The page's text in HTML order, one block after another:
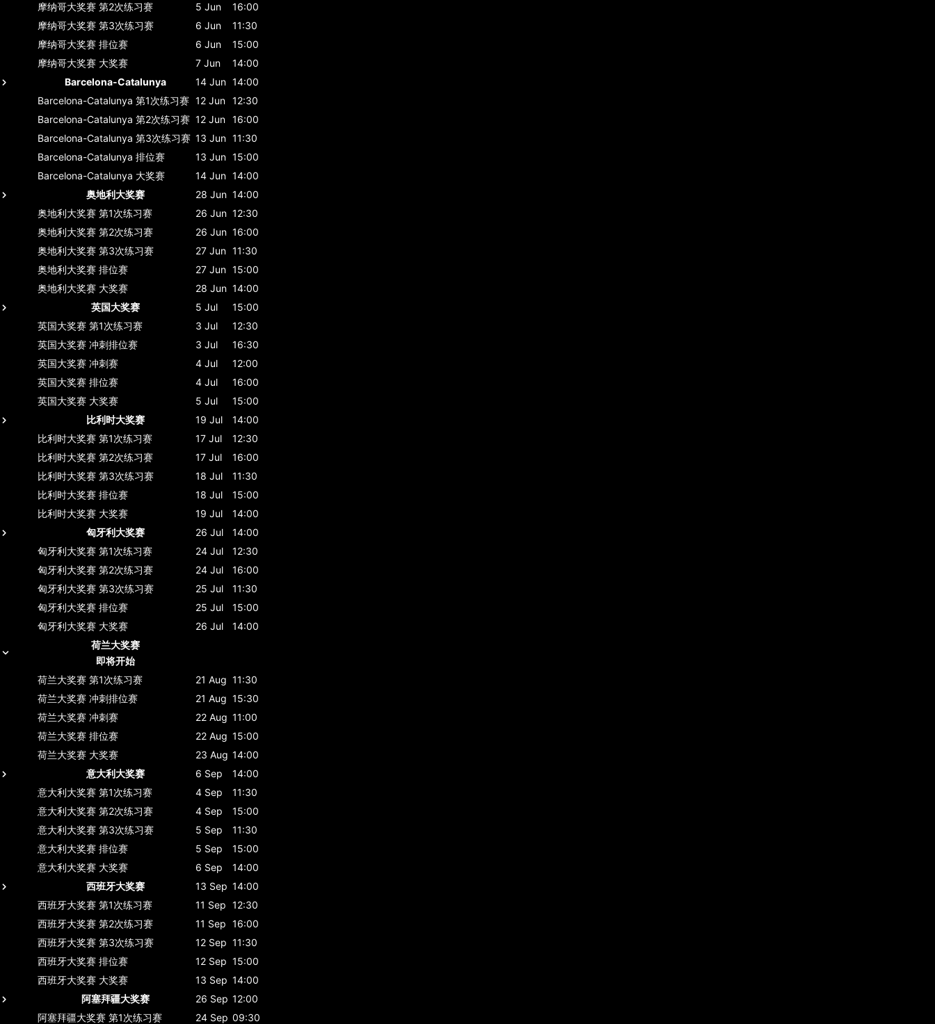
摩纳哥大奖赛 第2次练习赛 5 Jun
16:00
摩纳哥大奖赛 第3次练习赛 6 Jun
11:30
摩纳哥大奖赛 排位赛 6 Jun
15:00
摩纳哥大奖赛 大奖赛 7 Jun
14:00
Barcelona-Catalunya
14 Jun 14:00
Barcelona-Catalunya 第1次练习赛 12 Jun 12:30
Barcelona-Catalunya 第2次练习赛 12 Jun 16:00
Barcelona-Catalunya 第3次练习赛 13 Jun 11:30
Barcelona-Catalunya 排位赛 13 Jun 15:00
Barcelona-Catalunya 大奖赛 14 Jun 14:00
奥地利大奖赛
28 Jun 14:00
奥地利大奖赛 第1次练习赛 26 Jun 12:30
奥地利大奖赛 第2次练习赛 26 Jun 16:00
奥地利大奖赛 第3次练习赛 27 Jun 11:30
奥地利大奖赛 排位赛 27 Jun 15:00
奥地利大奖赛 大奖赛 28 Jun 14:00
英国大奖赛
5 Jul
15:00
英国大奖赛 第1次练习赛 3 Jul
12:30
英国大奖赛 冲刺排位赛 3 Jul
16:30
英国大奖赛 冲刺赛 4 Jul
12:00
英国大奖赛 排位赛 4 Jul
16:00
英国大奖赛 大奖赛 5 Jul
15:00
比利时大奖赛
19 Jul
14:00
比利时大奖赛 第1次练习赛 17 Jul
12:30
比利时大奖赛 第2次练习赛 17 Jul
16:00
比利时大奖赛 第3次练习赛 18 Jul
11:30
比利时大奖赛 排位赛 18 Jul
15:00
比利时大奖赛 大奖赛 19 Jul
14:00
匈牙利大奖赛
26 Jul
14:00
匈牙利大奖赛 第1次练习赛 24 Jul
12:30
匈牙利大奖赛 第2次练习赛 24 Jul
16:00
匈牙利大奖赛 第3次练习赛 25 Jul
11:30
匈牙利大奖赛 排位赛 25 Jul
15:00
匈牙利大奖赛 大奖赛 26 Jul
14:00
荷兰大奖赛
即将开始
荷兰大奖赛 第1次练习赛 21 Aug 11:30
荷兰大奖赛 冲刺排位赛 21 Aug 15:30
荷兰大奖赛 冲刺赛 22 Aug 11:00
荷兰大奖赛 排位赛 22 Aug 15:00
荷兰大奖赛 大奖赛 23 Aug 14:00
意大利大奖赛
6 Sep
14:00
意大利大奖赛 第1次练习赛 4 Sep
11:30
意大利大奖赛 第2次练习赛 4 Sep
15:00
意大利大奖赛 第3次练习赛 5 Sep
11:30
意大利大奖赛 排位赛 5 Sep
15:00
意大利大奖赛 大奖赛 6 Sep
14:00
西班牙大奖赛
13 Sep 14:00
西班牙大奖赛 第1次练习赛 11 Sep 12:30
西班牙大奖赛 第2次练习赛 11 Sep 16:00
西班牙大奖赛 第3次练习赛 12 Sep 11:30
西班牙大奖赛 排位赛 12 Sep 15:00
西班牙大奖赛 大奖赛 13 Sep 14:00
阿塞拜疆大奖赛
26 Sep 12:00
阿塞拜疆大奖赛 第1次练习赛 24 Sep 09:30